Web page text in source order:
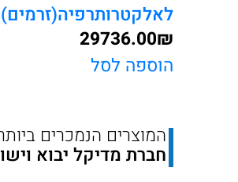
₪
29736.00
הוספה לסל
המוצרים הנמכרים
חברת מדיקל יבוא